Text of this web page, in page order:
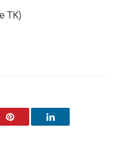
TK)
Pinterest LinkedIn